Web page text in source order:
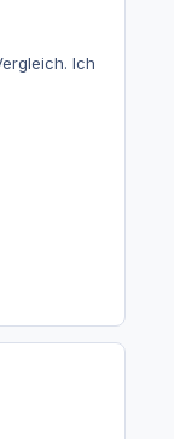
Ich